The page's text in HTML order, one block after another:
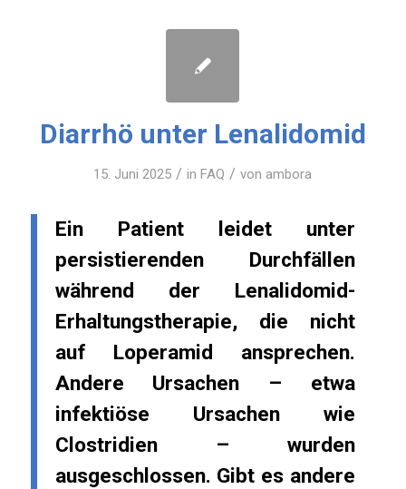
Diarrhö unter Lenalidomid
15. Juni 2025 / in FAQ / von ambora
Ein Patient leidet unter
persistierenden Durchfällen
während der Lenalidomid-
Erhaltungstherapie, die nicht
auf Loperamid ansprechen.
Andere Ursachen – etwa
infektiöse Ursachen wie
Clostridien – wurden
ausgeschlossen. Gibt es andere